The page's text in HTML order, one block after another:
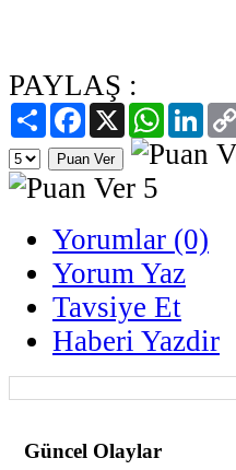
PAYLAŞ :
PaylaşFacebook
X WhatsApp
Yorumlar (0)
Yorum Yaz
Tavsiye Et
Haberi Yazdir
Güncel Olaylar